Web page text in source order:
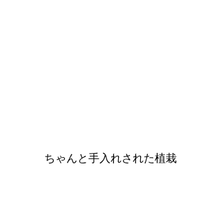
ちゃんと手入れされた植栽